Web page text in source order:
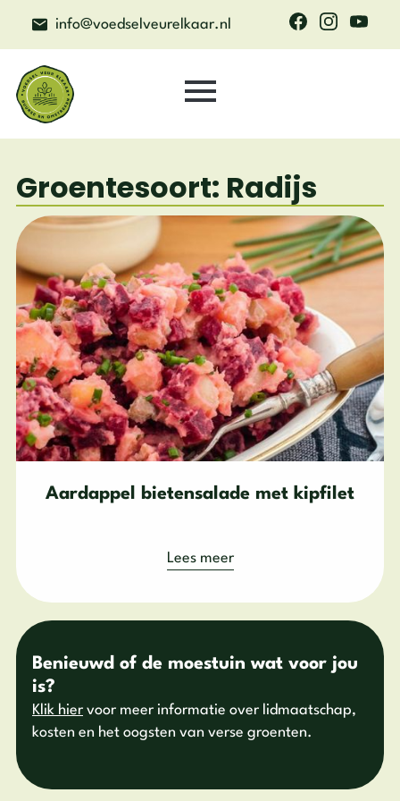
info@voedselveurelkaar.nl
Groentesoort: Radijs
Aardappel bietensalade met kipfilet
Lees meer
Benieuwd of de moestuin wat voor jou
is?
Klik hier voor meer informatie over lidmaatschap,
kosten en het oogsten van verse groenten.